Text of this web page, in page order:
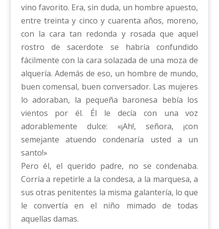
vino favorito. Era, sin duda, un hombre apuesto,
entre treinta y cinco y cuarenta años, moreno,
con la cara tan redonda y rosada que aquel
rostro de sacerdote se habría confundido
fácilmente con la cara solazada de una moza de
alquería. Además de eso, un hombre de mundo,
buen comensal, buen conversador. Las mujeres
lo adoraban, la pequeña baronesa bebía los
vientos por él. Él le decía con una voz
adorablemente dulce: «¡Ah!, señora, ¡con
semejante atuendo condenaría usted a un
santo!»
Pero él, el querido padre, no se condenaba.
Corría a repetirle a la condesa, a la marquesa, a
sus otras penitentes la misma galantería, lo que
le convertía en el niño mimado de todas
aquellas damas.